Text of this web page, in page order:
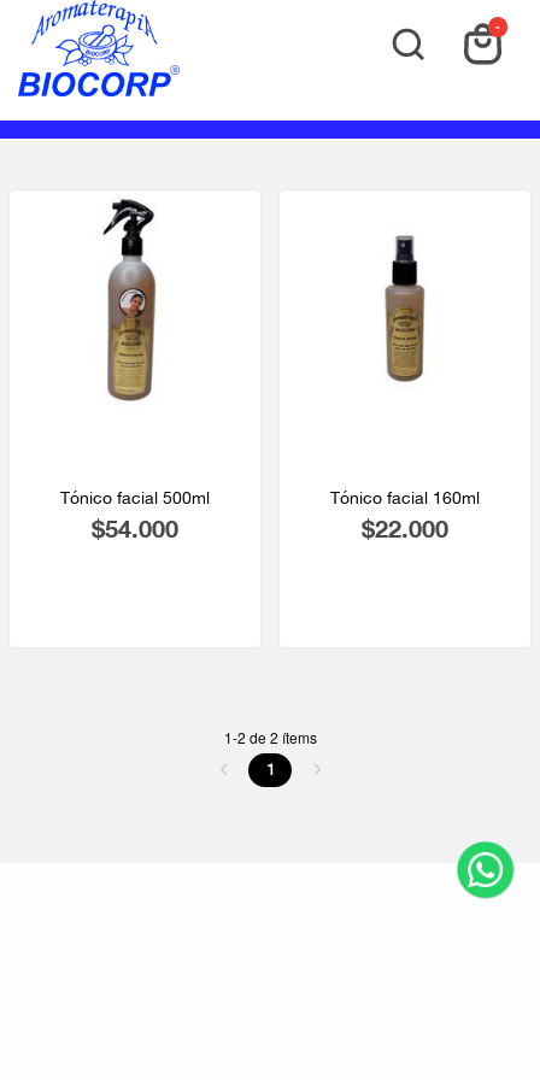
-
Tónico facial 500ml
$54.000
Tónico facial 160ml
$22.000
1-2 de 2 ítems
1